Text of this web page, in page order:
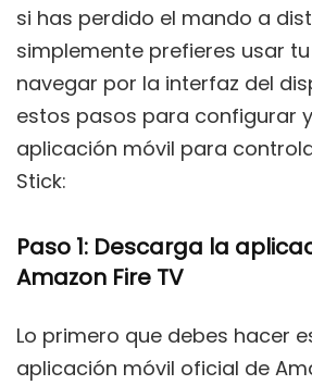
si has perdido el mando a
simplemente prefieres usar
navegar por la interfaz del
estos pasos para configurar
aplicación móvil para
Stick:
Paso 1: Descarga la
Amazon Fire TV
Lo primero que debes hacer
aplicación móvil oficial de